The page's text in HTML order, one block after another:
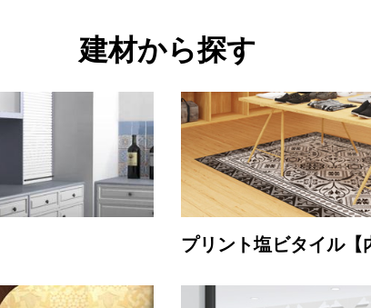
建材から探す
プリント塩ビタイル【